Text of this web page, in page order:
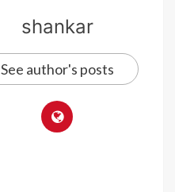
shankar
See author's posts